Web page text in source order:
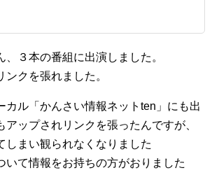
、３本の番組に出演しました。
クを張れました。
カル「かんさい情報ネットten」にも出
アップされリンクを張ったんですが、
しまい観られなくなりました
いて情報をお持ちの方がおりました